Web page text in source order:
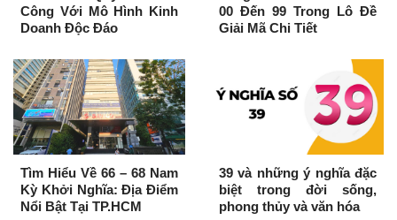
Công Với Mô Hình Kinh
Doanh Độc Đáo
00 Đến 99 Trong Lô Đề
Giải Mã Chi Tiết
Tìm Hiểu Về 66 – 68 Nam
Kỳ Khởi Nghĩa: Địa Điểm
Nổi Bật Tại TP.HCM
39 và những ý nghĩa đặc
biệt trong đời sống,
phong thủy và văn hóa